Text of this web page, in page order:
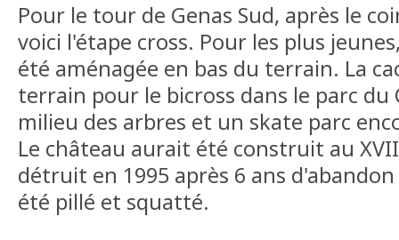
Pour le tour de Genas Sud, après le
voici l'étape cross. Pour les plus
été aménagée en bas du terrain. La
terrain pour le bicross dans le parc du
milieu des arbres et un skate parc
Le château aurait été construit au
détruit en 1995 après 6 ans
été pillé et squatté.